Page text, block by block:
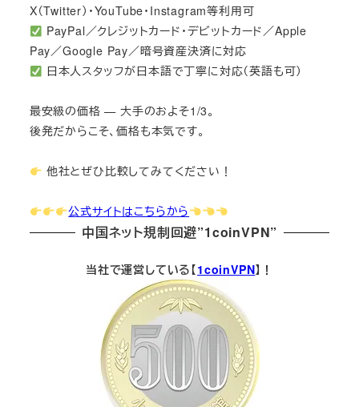
X（Twitter）・YouTube・Instagram等利用可
PayPal／クレジットカード・デビットカード／Apple
Pay／Google Pay／暗号資産決済に対応
日本人スタッフが日本語で丁寧に対応（英語も可）
最安級の価格 — 大手のおよそ1/3。
後発だからこそ、価格も本気です。
他社とぜひ比較してみてください！
公式サイトはこちらから
中国ネット規制回避”1coinVPN”
当社で運営している【1coinVPN】！